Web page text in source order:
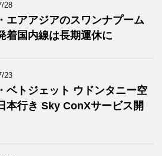
28
エアアジアのスワンナプーム
着国内線は長期運休に
23
ベトジェット ウドンタニー空
本行き Sky ConXサービス開